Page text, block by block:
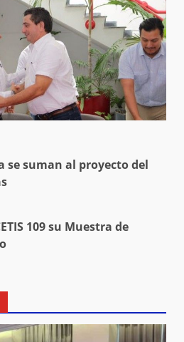
se suman al proyecto del
109 su Muestra de